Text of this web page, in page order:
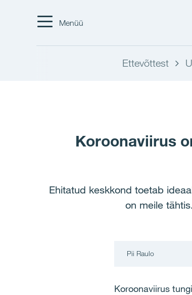
Menüü
Ettevõttest
Koroonaviirus
Ehitatud keskkond toetab
on meile
Pii Raulo
Koroonaviirus